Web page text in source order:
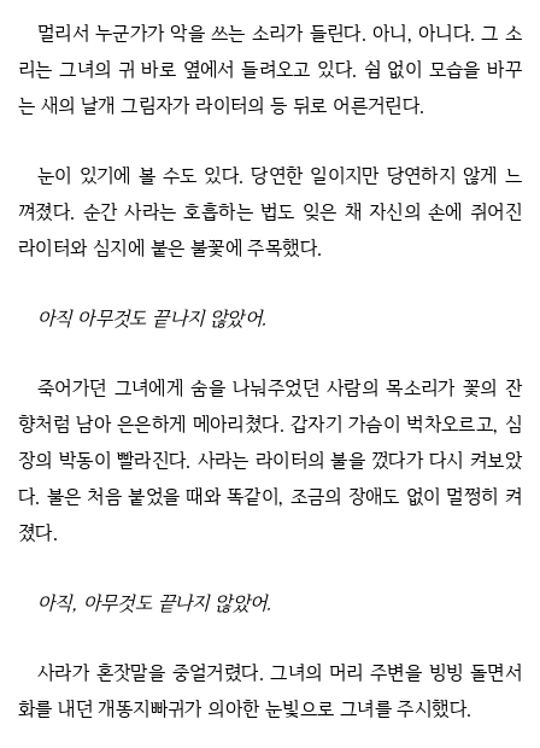
멀리서 누군가가 악을 쓰는 소리가 들린다. 아니, 아니다. 그 소
리는 그녀의 귀 바로 옆에서 들려오고 있다. 쉼 없이 모습을 바꾸
는 새의 날개 그림자가 라이터의 등 뒤로 어른거린다.
눈이 있기에 볼 수도 있다. 당연한 일이지만 당연하지 않게 느
껴졌다. 순간 사라는 호흡하는 법도 잊은 채 자신의 손에 쥐어진
라이터와 심지에 붙은 불꽃에 주목했다.
아직 아무것도 끝나지 않았어.
죽어가던 그녀에게 숨을 나눠주었던 사람의 목소리가 꽃의 잔
향처럼 남아 은은하게 메아리쳤다. 갑자기 가슴이 벅차오르고, 심
장의 박동이 빨라진다. 사라는 라이터의 불을 껐다가 다시 켜보았
다. 불은 처음 붙었을 때와 똑같이, 조금의 장애도 없이 멀쩡히 켜
졌다.
아직, 아무것도 끝나지 않았어.
사라가 혼잣말을 중얼거렸다. 그녀의 머리 주변을 빙빙 돌면서
화를 내던 개똥지빠귀가 의아한 눈빛으로 그녀를 주시했다.